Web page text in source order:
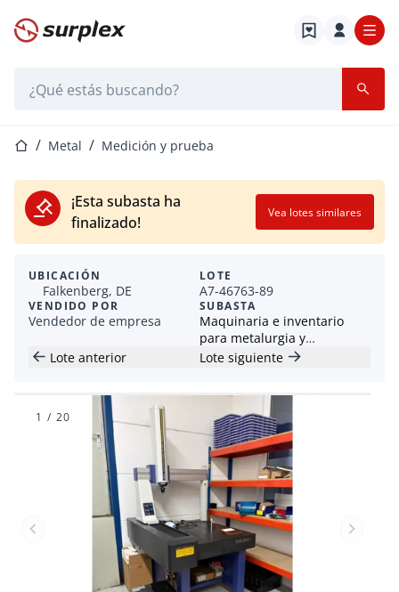
Página de inicio
Página de inicio
Metal Medición y prueba
¡Esta subasta ha
finalizado!
Vea lotes similares
UBICACIÓN
Falkenberg, DE
VENDIDO POR
Vendedor de empresa
LOTE
A7-46763-89
SUBASTA
Maquinaria e inventario
para metalurgia y
carpintería
Lote anterior Lote siguiente
Artículo anterior
1 / 20